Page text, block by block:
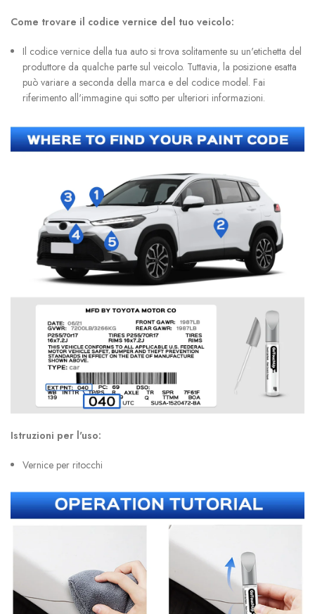
Come trovare il codice vernice del tuo veicolo:
Il codice vernice della tua auto si trova solitamente su un'etichetta del
produttore da qualche parte sul veicolo. Tuttavia, la posizione esatta
può variare a seconda della marca e del codice model. Fai
riferimento all'immagine qui sotto per ulteriori informazioni.
Istruzioni per l'uso:
Vernice per ritocchi